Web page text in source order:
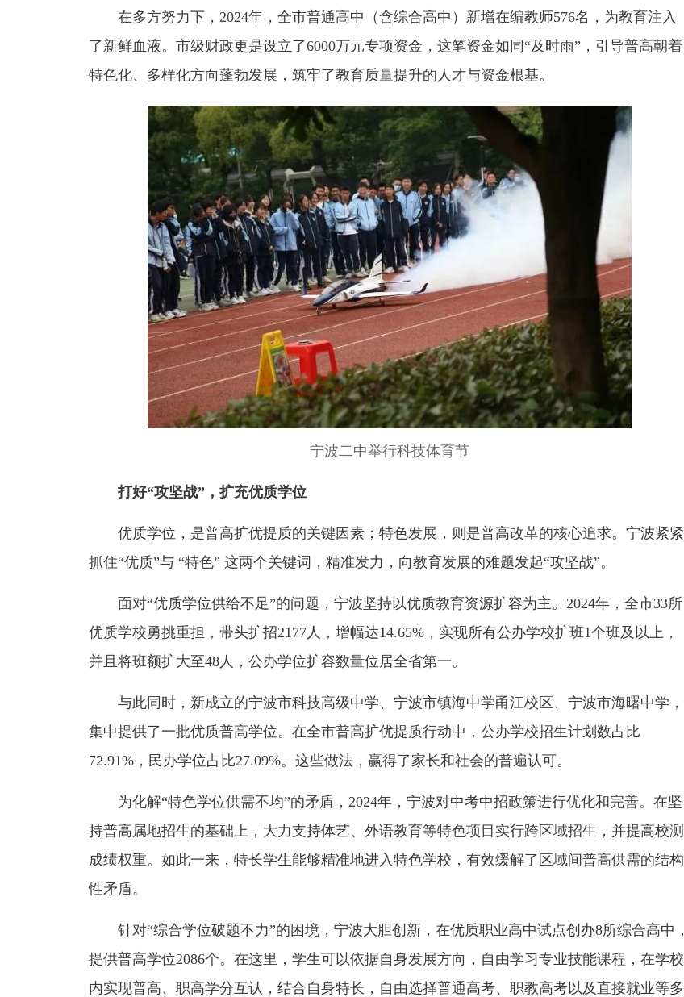
在多方努力下，2024年，全市普通高中（含综合高中）新增在编教师576名，为教育注入
了新鲜血液。市级财政更是设立了6000万元专项资金，这笔资金如同“及时雨”，引导普高朝着
特色化、多样化方向蓬勃发展，筑牢了教育质量提升的人才与资金根基。
宁波二中举行科技体育节
打好“攻坚战”，扩充优质学位
优质学位，是普高扩优提质的关键因素；特色发展，则是普高改革的核心追求。宁波紧紧
抓住“优质”与 “特色” 这两个关键词，精准发力，向教育发展的难题发起“攻坚战”。
面对“优质学位供给不足”的问题，宁波坚持以优质教育资源扩容为主。2024年，全市33所
优质学校勇挑重担，带头扩招2177人，增幅达14.65%，实现所有公办学校扩班1个班及以上，
并且将班额扩大至48人，公办学位扩容数量位居全省第一。
与此同时，新成立的宁波市科技高级中学、宁波市镇海中学甬江校区、宁波市海曙中学，
集中提供了一批优质普高学位。在全市普高扩优提质行动中，公办学校招生计划数占比
72.91%，民办学位占比27.09%。这些做法，赢得了家长和社会的普遍认可。
为化解“特色学位供需不均”的矛盾，2024年，宁波对中考中招政策进行优化和完善。在坚
持普高属地招生的基础上，大力支持体艺、外语教育等特色项目实行跨区域招生，并提高校测
成绩权重。如此一来，特长学生能够精准地进入特色学校，有效缓解了区域间普高供需的结构
性矛盾。
针对“综合学位破题不力”的困境，宁波大胆创新，在优质职业高中试点创办8所综合高中，
提供普高学位2086个。在这里，学生可以依据自身发展方向，自由学习专业技能课程，在学校
内实现普高、职高学分互认，结合自身特长，自由选择普通高考、职教高考以及直接就业等多